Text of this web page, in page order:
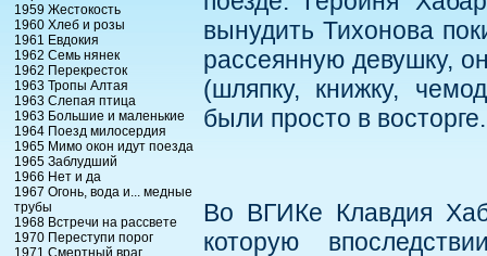
1959 Жестокость
1960 Хлеб и розы
1961 Евдокия
1962 Семь нянек
1962 Перекресток
1963 Тропы Алтая
1963 Слепая птица
1963 Большие и маленькие
1964 Поезд милосердия
1965 Мимо окон идут поезда
1965 Заблудший
1966 Нет и да
1967 Огонь, вода и... медные
трубы
1968 Встречи на рассвете
1970 Переступи порог
1971 Смертный враг
вынудить Тихонова
рассеянную девушку,
(шляпку, книжку,
были просто в восторге.
Во ВГИКе Клавдия
которую